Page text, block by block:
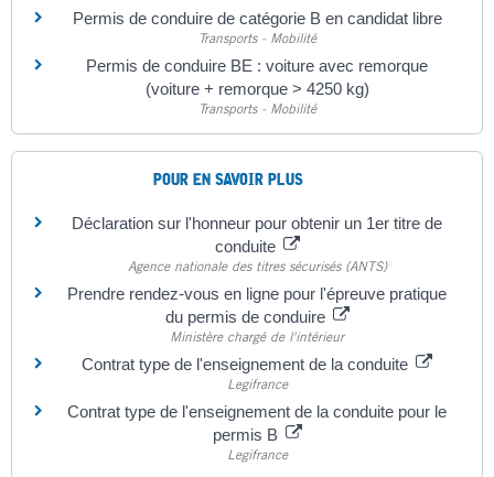
Permis de conduire de catégorie B en candidat libre
Transports - Mobilité
Permis de conduire BE : voiture avec remorque
(voiture + remorque > 4250 kg)
Transports - Mobilité
POUR EN SAVOIR PLUS
Déclaration sur l'honneur pour obtenir un 1er titre de
conduite
Agence nationale des titres sécurisés (ANTS)
Prendre rendez-vous en ligne pour l'épreuve pratique
du permis de conduire
Ministère chargé de l'intérieur
Contrat type de l'enseignement de la conduite
Legifrance
Contrat type de l'enseignement de la conduite pour le
permis B
Legifrance